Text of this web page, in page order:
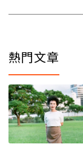
熱門文章